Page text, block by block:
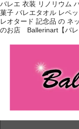
バレエ 衣装 リノリウム
菓子 バレエタオル レペ
レオタード 記念品 の ネ
のお店 Ballerinart【バレ